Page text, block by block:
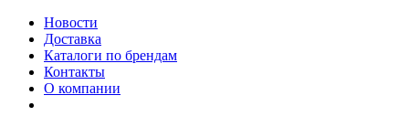
Новости
Доставка
Каталоги по брендам
Контакты
О компании